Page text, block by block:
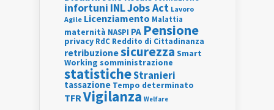
infortuni INLJobs Act Lavoro
Agile Licenziamento Malattia
maternità NASPI PA Pensione
privacy RdC Reddito di Cittadinanza
retribuzionesicurezza Smart
Working somministrazione
statisticheStranieri
tassazione Tempo determinato
TFRVigilanza Welfare